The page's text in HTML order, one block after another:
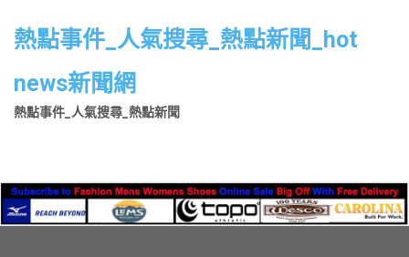
熱點事件_人氣搜尋_熱點新聞_hot
news新聞網
熱點事件_人氣搜尋_熱點新聞